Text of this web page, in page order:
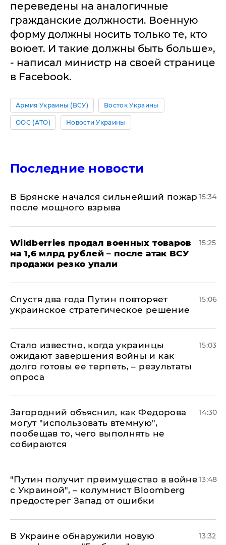
переведены на аналогичные
гражданские должности. Военную
форму должны носить только те, кто
воюет. И такие должны быть больше»,
- написал министр на своей странице
в Facebook.
Армия Украины (ВСУ) Восток Украины
ООС (АТО) Новости Украины
Последние новости
В Брянске начался сильнейший пожар
после мощного взрыва
15:34
​Wildberries продал военных товаров
на 1,6 млрд рублей – после атак ВСУ
продажи резко упали
15:25
Спустя два года Путин повторяет
украинское стратегическое решение
15:06
Стало известно, когда украинцы
ожидают завершения войны и как
долго готовы ее терпеть, – результаты
опроса
15:03
Загородний объяснил, как Федорова
могут "использовать втемную",
пообещав то, чего выполнять не
собираются
14:30
"Путин получит преимущество в войне
с Украиной", – колумнист Bloomberg
предостерег Запад от ошибки
13:48
В Украине обнаружили новую
13:32